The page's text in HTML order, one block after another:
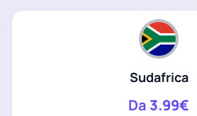
Sudafrica
Da 3.99€